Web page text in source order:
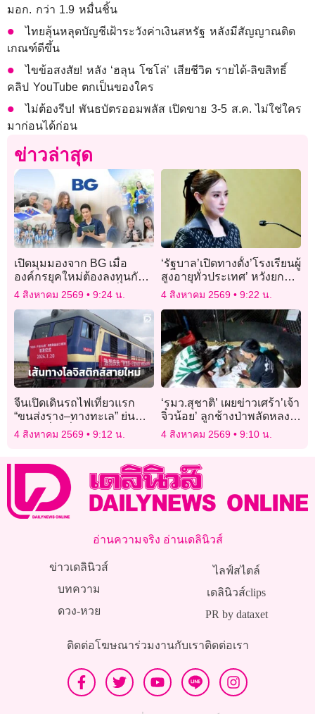
มอก. กว่า 1.9 หมื่นชิ้น
ไทยลุ้นหลุดบัญชีเฝ้าระวังค่าเงินสหรัฐ หลังมีสัญญาณติด
เกณฑ์ดีขึ้น
ไขข้อสงสัย! หลัง ‘ฮลุน โซโล่’ เสียชีวิต รายได้-ลิขสิทธิ์
คลิป YouTube ตกเป็นของใคร
ไม่ต้องรีบ! พันธบัตรออมพลัส เปิดขาย 3-5 ส.ค. ไม่ใช่ใคร
มาก่อนได้ก่อน
ข่าวล่าสุด
เปิดมุมมองจาก BG เมื่อ
องค์กรยุคใหม่ต้องลงทุนกับ
Well-being มากกว่าที่เคย
4 สิงหาคม 2569 9:24 น.
‘รัฐบาล’เปิดทางตั้ง’โรงเรียนผู้
สูงอายุทั่วประเทศ’ หวังยก
ระดับ’คุณภาพชีวิต’ของผู้สูง
4 สิงหาคม 2569 9:22 น.
จีนเปิดเดินรถไฟเที่ยวแรก
“ขนส่งราง–ทางทะเล” ย่น
เวลาครึ่งหนึ่ง ลดต้นทุนขนส่ง
4 สิงหาคม 2569 9:12 น.
‘รมว.สุชาติ’ เผยข่าวเศร้า’เจ้า
จิ๋วน้อย’ ลูกช้างป่าพลัดหลง
เสียชีวิตแล้ว จากภาวะ’ไต
4 สิงหาคม 2569 9:10 น.
อ่านความจริง อ่านเดลินิวส์
ข่าวเดลินิวส์
บทความ
ดวง-หวย
ไลฟ์สไตล์
เดลินิวส์clips
PR by dataxet
ติดต่อโฆษณาร่วมงานกับเราติดต่อเรา